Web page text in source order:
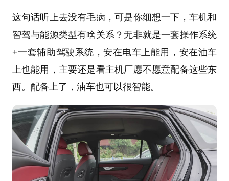
这句话听上去没有毛病，可是你细想一下，车机和
智驾与能源类型有啥关系？无非就是一套操作系统
+一套辅助驾驶系统，安在电车上能用，安在油车
上也能用，主要还是看主机厂愿不愿意配备这些东
西。配备上了，油车也可以很智能。